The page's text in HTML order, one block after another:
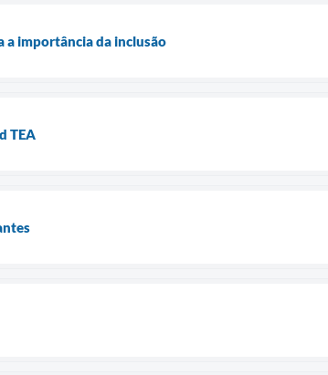
a importância da inclusão
TEA